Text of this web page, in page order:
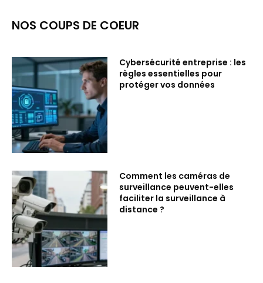
NOS COUPS DE COEUR
Cybersécurité entreprise : les
règles essentielles pour
protéger vos données
Comment les caméras de
surveillance peuvent-elles
faciliter la surveillance à
distance ?